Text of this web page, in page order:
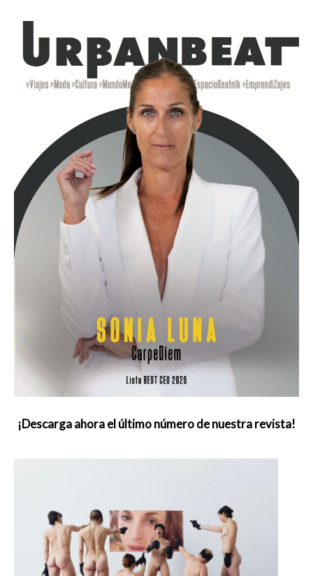
¡Descarga ahora el último número de nuestra revista!